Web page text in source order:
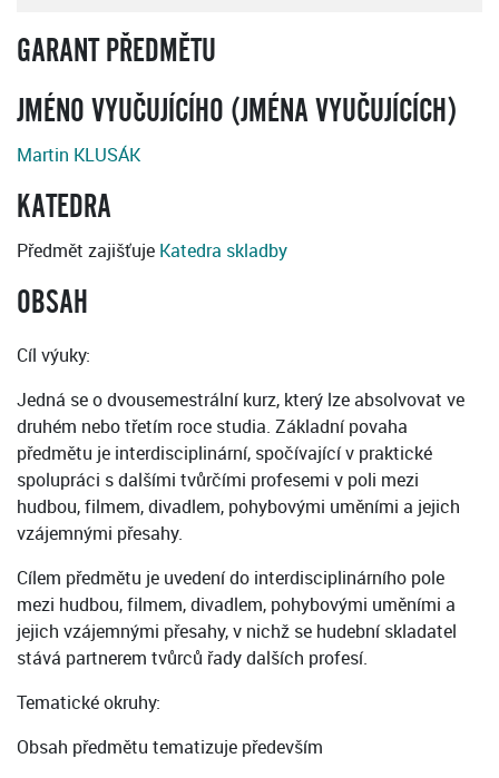
GARANT PŘEDMĚTU
JMÉNO VYUČUJÍCÍHO (JMÉNA VYUČUJÍCÍCH)
Martin KLUSÁK
KATEDRA
Předmět zajišťuje Katedra skladby
OBSAH
Cíl výuky:
Jedná se o dvousemestrální kurz, který lze absolvovat ve
druhém nebo třetím roce studia. Základní povaha
předmětu je interdisciplinární, spočívající v praktické
spolupráci s dalšími tvůrčími profesemi v poli mezi
hudbou, filmem, divadlem, pohybovými uměními a jejich
vzájemnými přesahy.
Cílem předmětu je uvedení do interdisciplinárního pole
mezi hudbou, filmem, divadlem, pohybovými uměními a
jejich vzájemnými přesahy, v nichž se hudební skladatel
stává partnerem tvůrců řady dalších profesí.
Tematické okruhy:
Obsah předmětu tematizuje především